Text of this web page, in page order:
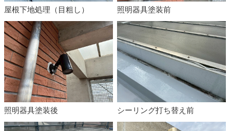
屋根下地処理（目粗し） 照明器具塗装前
照明器具塗装後 シーリング打ち替え前